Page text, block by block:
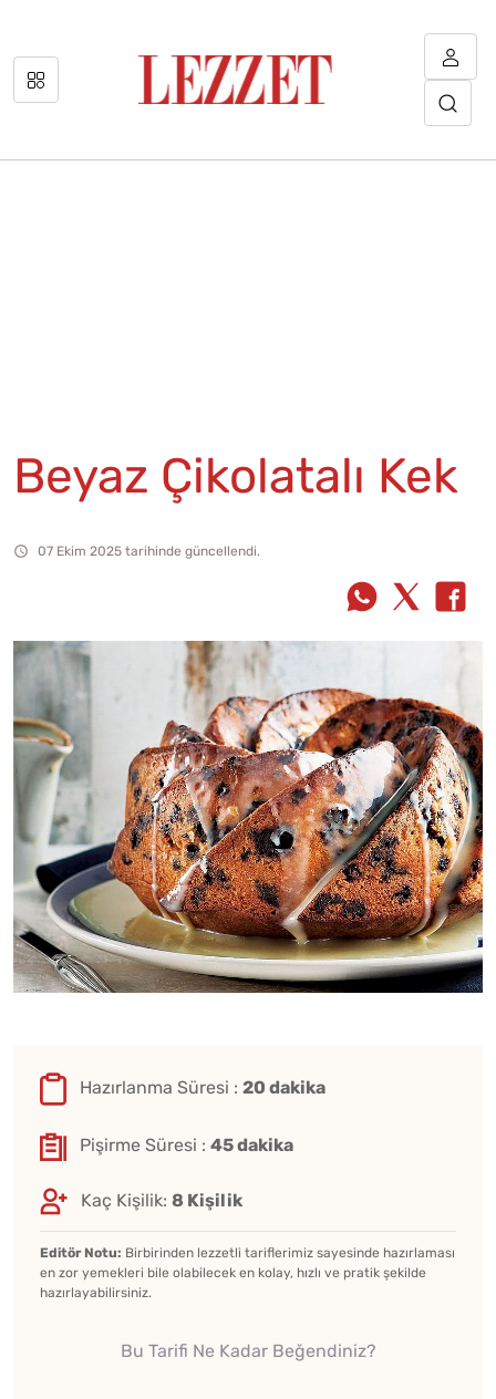
Beyaz Çikolatalı Kek
07 Ekim 2025 tarihinde güncellendi.
Hazırlanma Süresi : 20 dakika
Pişirme Süresi : 45 dakika
Kaç Kişilik: 8 Kişilik
Editör Notu: Birbirinden lezzetli tariflerimiz sayesinde hazırlaması
en zor yemekleri bile olabilecek en kolay, hızlı ve pratik şekilde
hazırlayabilirsiniz.
Bu Tarifi Ne Kadar Beğendiniz?